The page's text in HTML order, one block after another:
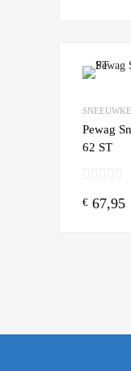
Pewag
62 ST
€ 67,95